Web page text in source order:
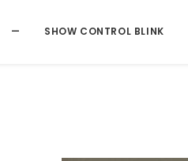
— SHOW CONTROL BLINK